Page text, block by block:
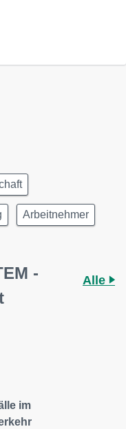
Arbeitnehmer
-
Alle
im